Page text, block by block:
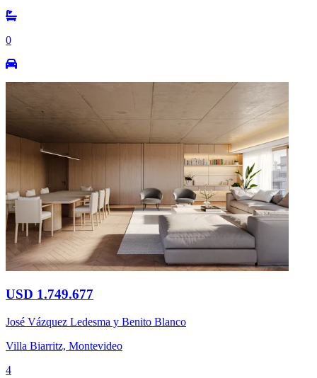
0
USD 1.749.677
José Vázquez Ledesma y Benito Blanco
Villa Biarritz, Montevideo
4